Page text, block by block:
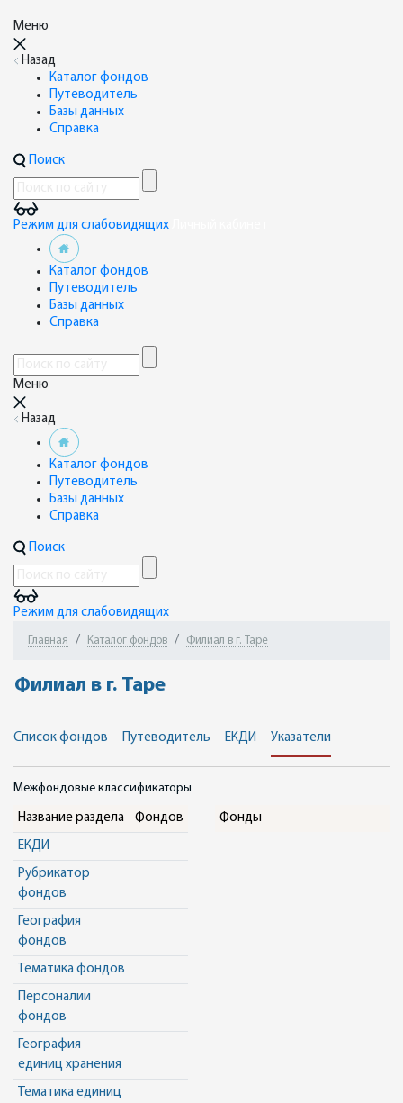
Меню
Назад
Каталог фондов
Путеводитель
Базы данных
Справка
Поиск
Режим для слабовидящих
Каталог фондов
Путеводитель
Базы данных
Справка
Меню
Назад
Каталог фондов
Путеводитель
Базы данных
Справка
Поиск
Режим для слабовидящих
Главная Каталог фондов Филиал в г. Таре
Филиал в г. Таре
Список фондов Путеводитель ЕКДИ Указатели
Межфондовые классификаторы
Название раздела Фондов
ЕКДИ
Рубрикатор
фондов
География
фондов
Тематика фондов
Персоналии
фондов
География
единиц хранения
Тематика единиц
Фонды